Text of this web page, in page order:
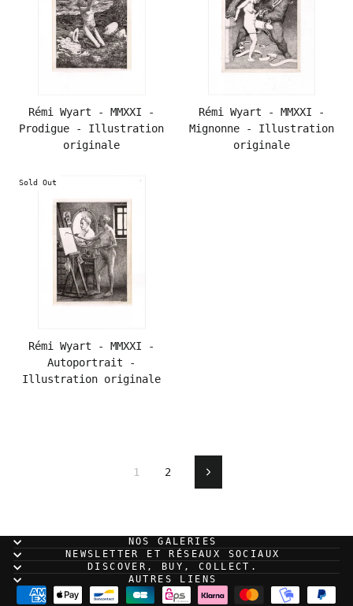
Rémi Wyart - MMXXI -
Prodigue - Illustration
originale
Rémi Wyart - MMXXI -
Mignonne - Illustration
originale
Sold Out
Rémi Wyart - MMXXI -
Autoportrait -
Illustration originale
1 2 Next
NOS GALERIES
NEWSLETTER ET RÉSEAUX SOCIAUX
DISCOVER, BUY, COLLECT.
AUTRES LIENS